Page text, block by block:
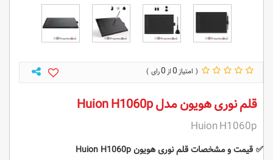
0
0
قلم نوری هویون مدل Huion H1060p
Huion H1060p
✅ قیمت و مشخصات قلم نوری هویون Huion H1060p